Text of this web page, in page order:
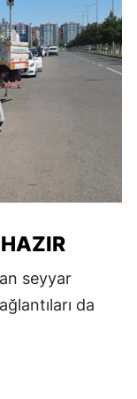
seyyar
da